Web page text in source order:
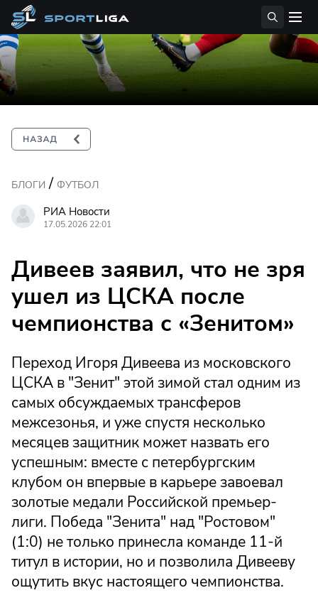
БЛОГИ / ФУТБОЛ
РИА Новости
17.05.2026 22:01
Дивеев заявил, что не зря
ушел из ЦСКА после
чемпионства с «Зенитом»
Переход Игоря Дивеева из московского
ЦСКА в "Зенит" этой зимой стал одним из
самых обсуждаемых трансферов
межсезонья, и уже спустя несколько
месяцев защитник может назвать его
успешным: вместе с петербургским
клубом он впервые в карьере завоевал
золотые медали Российской премьер-
лиги. Победа "Зенита" над "Ростовом"
(1:0) не только принесла команде 11-й
титул в истории, но и позволила Дивееву
ощутить вкус настоящего чемпионства.